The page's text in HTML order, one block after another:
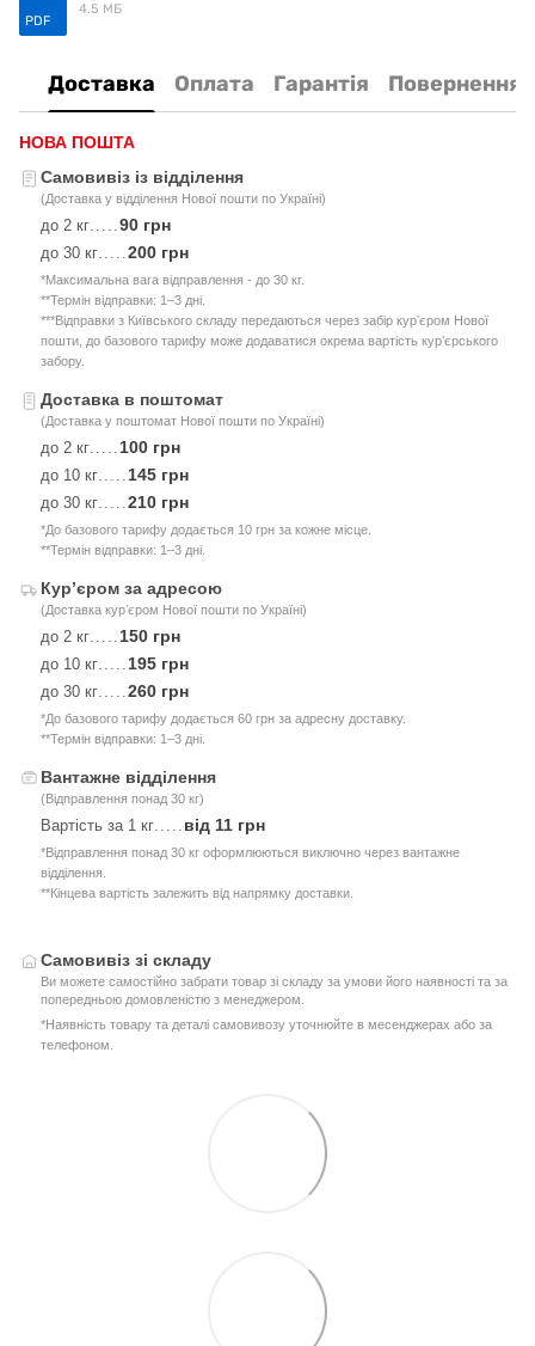
PDF
4.5 МБ
Доставка Оплата Гарантія Повернення
НОВА ПОШТА
Самовивіз із відділення
(Доставка у відділення Нової пошти по Україні)
до 2 кг.....90 грн
до 30 кг.....200 грн
*Максимальна вага відправлення - до 30 кг.
**Термін відправки: 1–3 дні.
***Відправки з Київського складу передаються через забір курʼєром Нової
пошти, до базового тарифу може додаватися окрема вартість курʼєрського
забору.
Доставка в поштомат
(Доставка у поштомат Нової пошти по Україні)
до 2 кг.....100 грн
до 10 кг.....145 грн
до 30 кг.....210 грн
*До базового тарифу додається 10 грн за кожне місце.
**Термін відправки: 1–3 дні.
Курʼєром за адресою
(Доставка курʼєром Нової пошти по Україні)
до 2 кг.....150 грн
до 10 кг.....195 грн
до 30 кг.....260 грн
*До базового тарифу додається 60 грн за адресну доставку.
**Термін відправки: 1–3 дні.
Вантажне відділення
(Відправлення понад 30 кг)
Вартість за 1 кг..... від 11 грн
*Відправлення понад 30 кг оформлюються виключно через вантажне
відділення.
**Кінцева вартість залежить від напрямку доставки.
Самовивіз зі складу
Ви можете самостійно забрати товар зі складу за умови його наявності та за
попередньою домовленістю з менеджером.
*Наявність товару та деталі самовивозу уточнюйте в месенджерах або за
телефоном.